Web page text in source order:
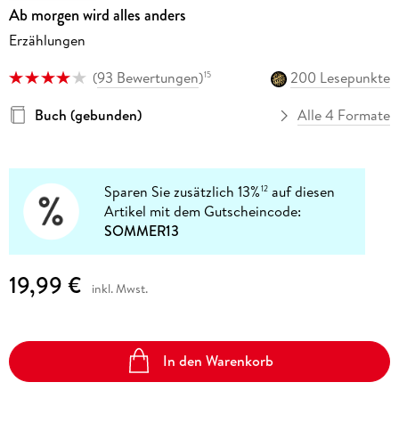
Ab morgen wird alles anders
Erzählungen
(93 Bewertungen)15
200 Lesepunkte
Buch (gebunden)
Alle 4 Formate
Sparen Sie zusätzlich 13%12 auf diesen
Artikel mit dem Gutscheincode:
SOMMER13
19,99 € inkl. Mwst.
In den Warenkorb